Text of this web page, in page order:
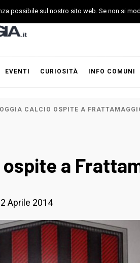
EVENTI CURIOSITÀ INFO COMUNI
CALCIO OSPITE A
ospite a
Aprile 2014
possibile sul nostro sito web. Se non si